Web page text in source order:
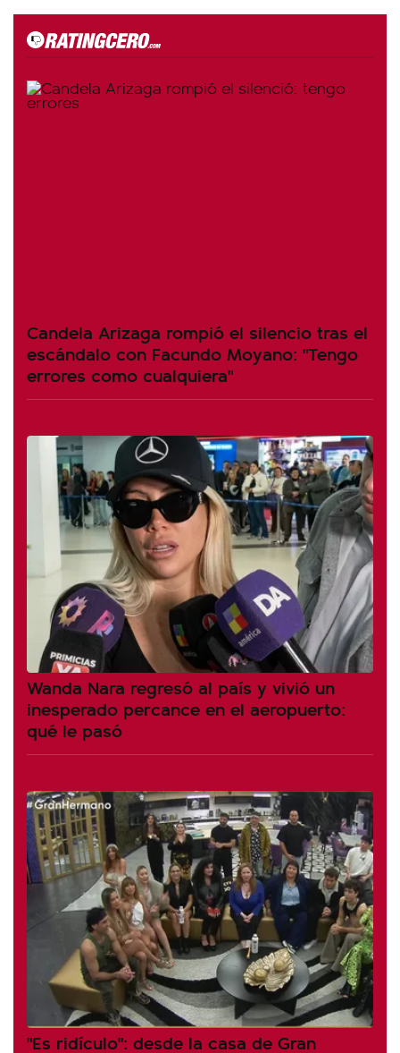
Candela Arizaga rompió el silencio tras el
escándalo con Facundo Moyano: "Tengo
errores como cualquiera"
Wanda Nara regresó al país y vivió un
inesperado percance en el aeropuerto:
qué le pasó
"Es ridículo": desde la casa de Gran